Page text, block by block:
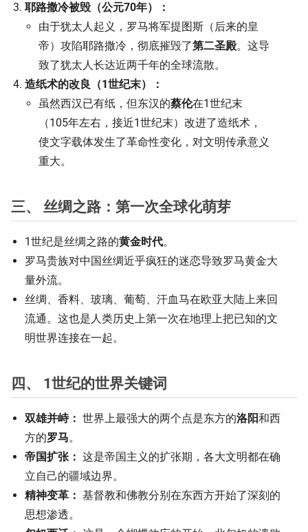
耶路撒冷被毁（公元70年）：
由于犹太人起义，罗马将军提图斯（后来的皇
帝）攻陷耶路撒冷，彻底摧毁了第二圣殿。这导
致了犹太人长达近两千年的全球流散。
造纸术的改良（1世纪末）：
虽然西汉已有纸，但东汉的蔡伦在1世纪末
（105年左右，接近1世纪末）改进了造纸术，
使文字载体发生了革命性变化，对文明传承意义
重大。
三、 丝绸之路：第一次全球化萌芽
1世纪是丝绸之路的黄金时代。
罗马贵族对中国丝绸近乎疯狂的迷恋导致罗马黄金大
量外流。
丝绸、香料、玻璃、葡萄、汗血马在欧亚大陆上来回
流通。这也是人类历史上第一次在地理上把已知的文
明世界连接在一起。
四、 1世纪的世界关键词
双雄并峙： 世界上最强大的两个点是东方的洛阳和西
方的罗马。
帝国扩张： 这是帝国主义的扩张期，各大文明都在确
立自己的疆域边界。
精神变革： 基督教和佛教分别在东西方开始了深刻的
思想渗透。